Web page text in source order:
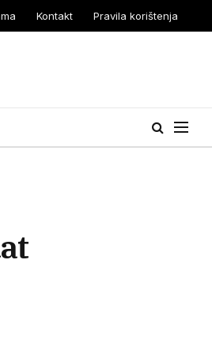
Kontakt Pravila korištenja